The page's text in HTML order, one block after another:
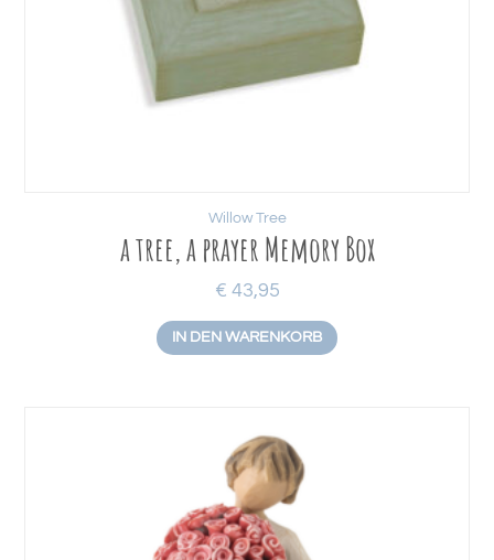
a tree, a prayer Memory Box
€ 43,95
IN DEN WARENKORB
Willow Tree